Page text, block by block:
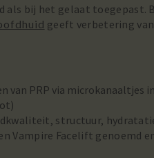
als bij het gelaat toegepast.
geeft verbetering
van PRP via microkanaaltjes
structuur,
Vampire Facelift genoemd